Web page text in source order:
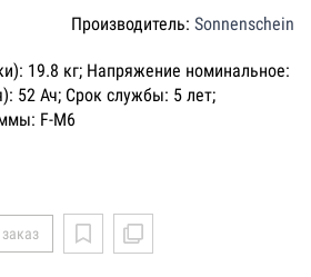
Производитель: Sonnenschein
19.8 кг; Напряжение номинальное:
52 Ач; Срок службы: 5 лет;
F-M6